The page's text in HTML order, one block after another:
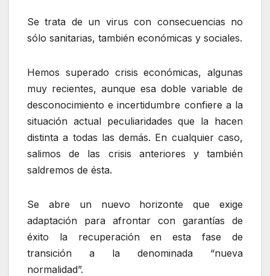
Se trata de un virus con consecuencias no
sólo sanitarias, también económicas y sociales.
Hemos superado crisis económicas, algunas
muy recientes, aunque esa doble variable de
desconocimiento e incertidumbre confiere a la
situación actual peculiaridades que la hacen
distinta a todas las demás. En cualquier caso,
salimos de las crisis anteriores y también
saldremos de ésta.
Se abre un nuevo horizonte que exige
adaptación para afrontar con garantías de
éxito la recuperación en esta fase de
transición a la denominada “nueva
normalidad”.